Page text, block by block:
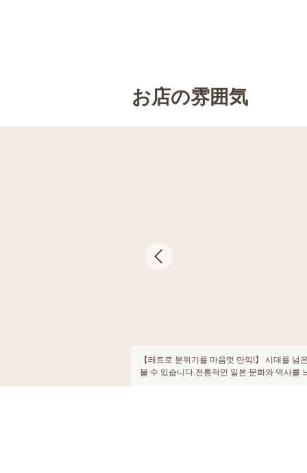
お店の雰囲気
【대인기! 일본식 테이블석 ♪】 옛 일본의
름다움을 느끼게합니다 .일본식 방의 조용한